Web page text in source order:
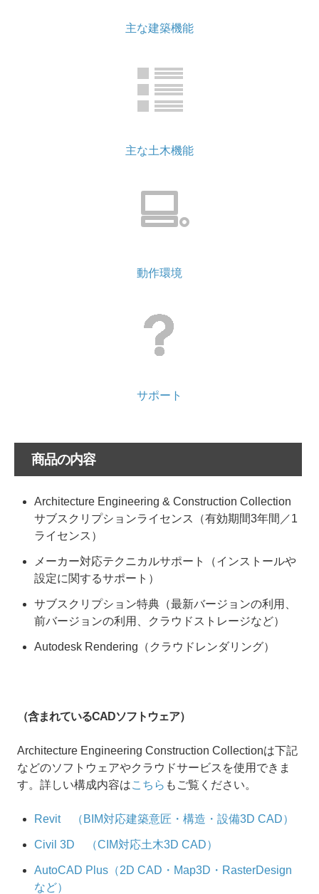
主な建築機能
主な土木機能
動作環境
サポート
商品の内容
Architecture Engineering & Construction Collection
サブスクリプションライセンス（有効期間3年間／1
ライセンス）
メーカー対応テクニカルサポート（インストールや
設定に関するサポート）
サブスクリプション特典（最新バージョンの利用、
前バージョンの利用、クラウドストレージなど）
Autodesk Rendering（クラウドレンダリング）
（含まれているCADソフトウェア）
Architecture Engineering Construction Collectionは下記
などのソフトウェアやクラウドサービスを使用できま
す。詳しい構成内容はこちら もご覧ください。
Revit （BIM対応建築意匠・構造・設備3D CAD）
Civil 3D （CIM対応土木3D CAD）
AutoCAD Plus（2D CAD・Map3D・RasterDesign
など）